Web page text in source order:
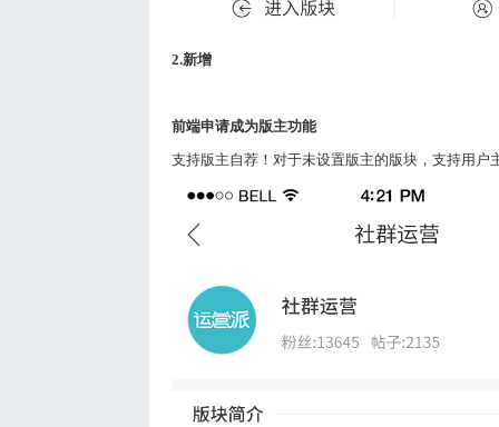
2.新增
前端申请成为版主功能
支持版主自荐！对于未设置版主的版块，支持用